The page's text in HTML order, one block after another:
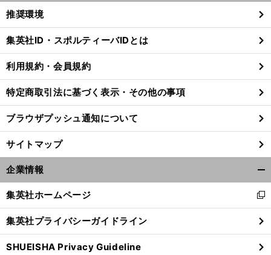
閉
る
推奨環境
集英社ID・スポルティーバIDとは
利用規約・会員規約
特定商取引法に基づく表示・その他の事項
ブラウザプッシュ通知について
サイトマップ
企業情報
閉
る
集英社ホームページ
新
し
い
ウ
ィ
集英社プライバシーガイドライン
SHUEISHA Privacy Guideline